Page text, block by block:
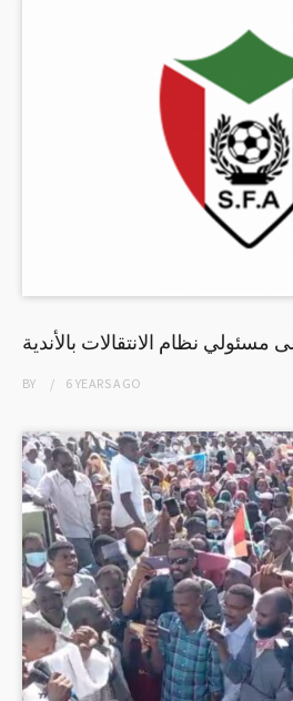
مسئولي نظام الانتقالات بالأندية
BY 6 YEARSAGO